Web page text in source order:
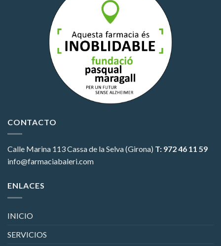
CONTACTO
Calle Marina 113Cassa de la Selva (Girona) T: 972 46 11 59
info@farmaciabaleri.com
ENLACES
INICIO
SERVICIOS